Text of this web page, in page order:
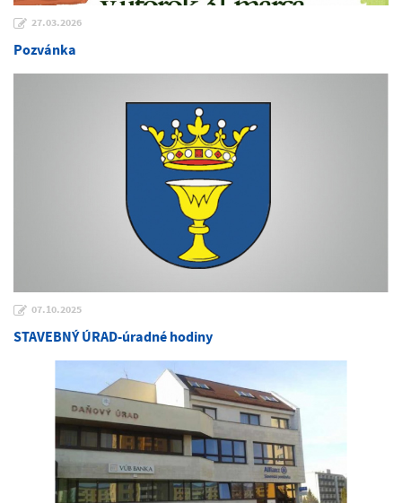
27.03.2026
Pozvánka
07.10.2025
STAVEBNÝ ÚRAD-úradné hodiny